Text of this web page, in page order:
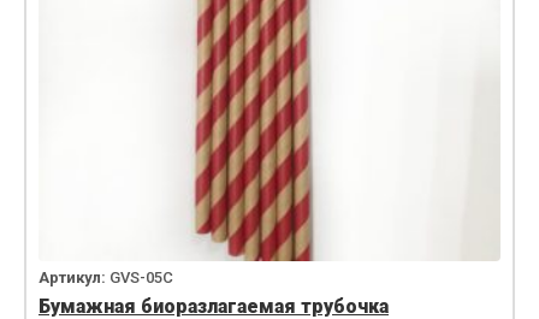
Артикул: GVS-05C
Бумажная биоразлагаемая трубочка